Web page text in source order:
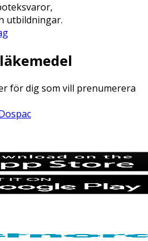
utbildningar.
för dig som vill prenumerera